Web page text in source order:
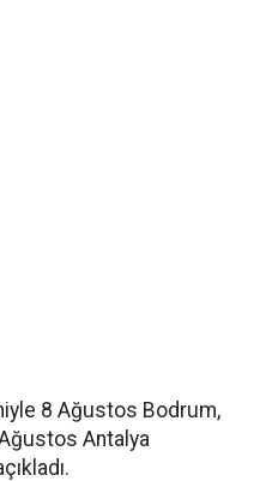
8 Ağustos Bodrum,
Antalya